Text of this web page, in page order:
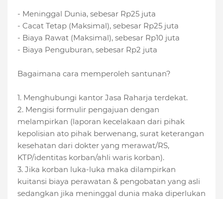
- Meninggal Dunia, sebesar Rp25 juta
- Cacat Tetap (Maksimal), sebesar Rp25 juta
- Biaya Rawat (Maksimal), sebesar Rp10 juta
- Biaya Penguburan, sebesar Rp2 juta
Bagaimana cara memperoleh santunan?
1. Menghubungi kantor Jasa Raharja terdekat.
2. Mengisi formulir pengajuan dengan
melampirkan (laporan kecelakaan dari pihak
kepolisian ato pihak berwenang, surat keterangan
kesehatan dari dokter yang merawat/RS,
KTP/identitas korban/ahli waris korban).
3. Jika korban luka-luka maka dilampirkan
kuitansi biaya perawatan & pengobatan yang asli
sedangkan jika meninggal dunia maka diperlukan